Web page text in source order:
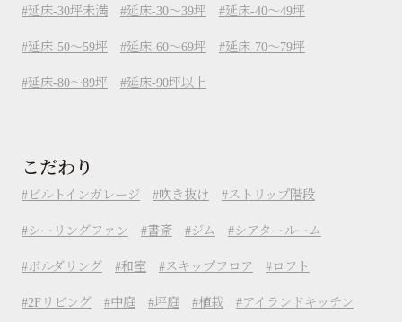
延床-30坪未満 延床-30～39坪 延床-40～49坪
延床-50～59坪 延床-60～69坪 延床-70～79坪
延床-80～89坪 延床-90坪以上
こだわり
ビルトインガレージ 吹き抜け ストリップ階段
シーリングファン 書斎 ジム シアタールーム
ボルダリング 和室 スキップフロア ロフト
2Fリビング 中庭 坪庭 植栽 アイランドキッチン